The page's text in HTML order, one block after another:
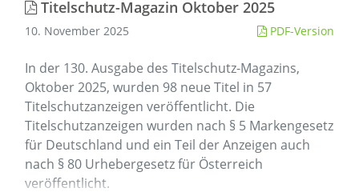
Titelschutz-Magazin Oktober 2025
10. November 2025 PDF-Version
In der 130. Ausgabe des Titelschutz-Magazins,
Oktober 2025, wurden 98 neue Titel in 57
Titelschutzanzeigen veröffentlicht. Die
Titelschutzanzeigen wurden nach § 5 Markengesetz
für Deutschland und ein Teil der Anzeigen auch
nach § 80 Urhebergesetz für Österreich
veröffentlicht.